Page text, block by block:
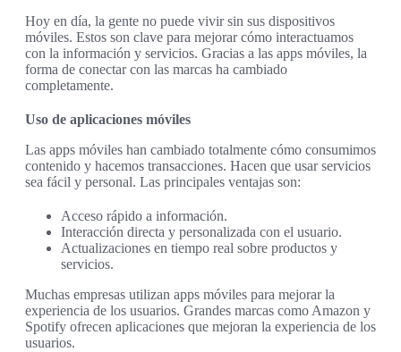
Hoy en día, la gente no puede vivir sin sus dispositivos
móviles. Estos son clave para mejorar cómo interactuamos
con la información y servicios. Gracias a las apps móviles, la
forma de conectar con las marcas ha cambiado
completamente.
Uso de aplicaciones móviles
Las apps móviles han cambiado totalmente cómo consumimos
contenido y hacemos transacciones. Hacen que usar servicios
sea fácil y personal. Las principales ventajas son:
Acceso rápido a información.
Interacción directa y personalizada con el usuario.
Actualizaciones en tiempo real sobre productos y
servicios.
Muchas empresas utilizan apps móviles para mejorar la
experiencia de los usuarios. Grandes marcas como Amazon y
Spotify ofrecen aplicaciones que mejoran la experiencia de los
usuarios.